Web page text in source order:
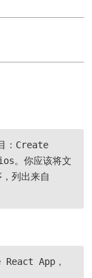
：Create
。你应该将文
列出来自
React App，